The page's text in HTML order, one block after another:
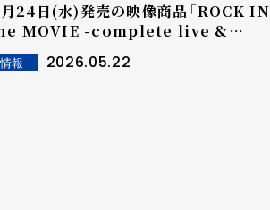
月24日(水)発売の映像商品「ROCK IN
MOVIE -complete live &
特典絵柄公開＆応援上映会の開催が
報 2026.05.22